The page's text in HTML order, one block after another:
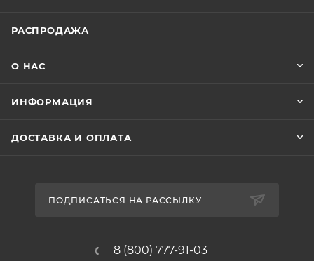
РАСПРОДАЖА
О НАС
ИНФОРМАЦИЯ
ДОСТАВКА И ОПЛАТА
ПОДПИСАТЬСЯ НА РАССЫЛКУ
8 (800) 777-91-03